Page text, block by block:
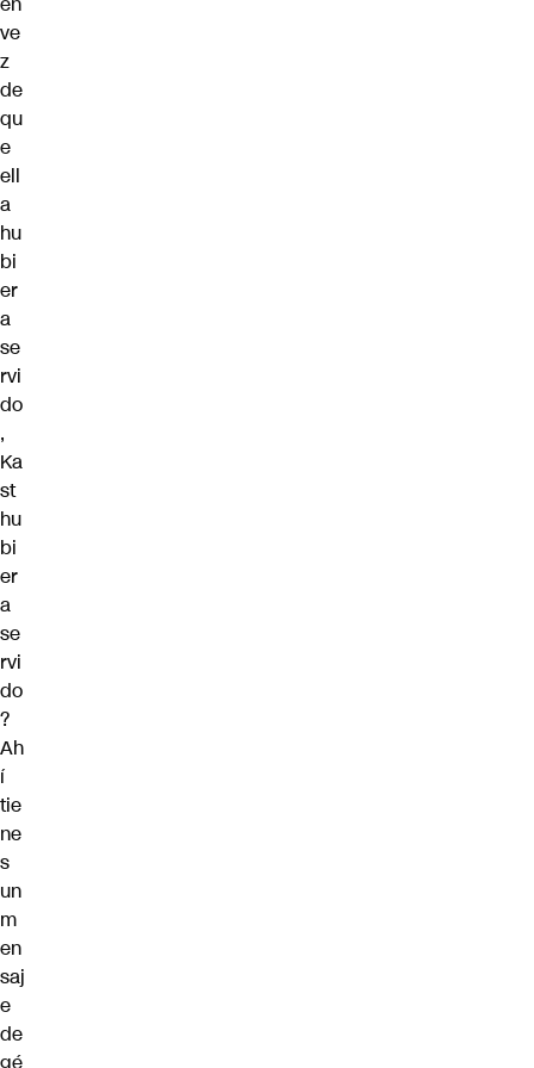
ve
z
de
qu
e
ell
a
hu
bi
er
a
se
rvi
do
,
Ka
st
hu
bi
er
a
se
rvi
do
?
Ah
í
tie
ne
s
un
m
en
saj
e
de